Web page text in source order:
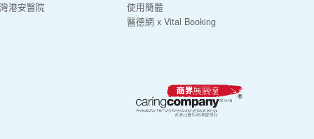
港安醫院
使用簡體
醫德網 x Vital Booking